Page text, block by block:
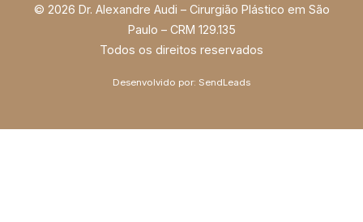
© 2026 Dr. Alexandre Audi – Cirurgião Plástico em São
Paulo – CRM 129.135
Todos os direitos reservados
Desenvolvido por: SendLeads